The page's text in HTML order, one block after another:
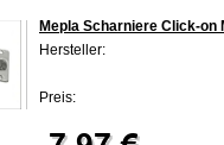
Mepla Scharniere Click-on
Hersteller:
Preis: